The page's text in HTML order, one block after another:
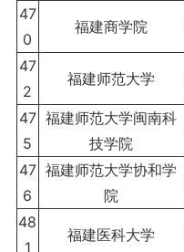
47
0
福建商学院
47
2
福建师范大学
47
5
福建师范大学闽南科
技学院
47
6
福建师范大学协和学
院
48
1
福建医科大学